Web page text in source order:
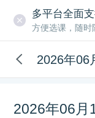
多平台全面
方便选课，随时
2026年06
2026年06月